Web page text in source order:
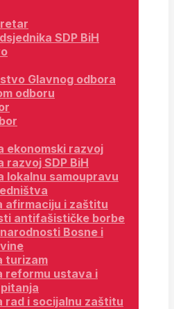
SDP BiH
Glavnog odbora
odboru
ekonomski razvoj
razvoj SDP BiH
lokalnu samoupravu
afirmaciju i zaštitu
antifašističke borbe
Bosne i
turizam
reformu ustava i
rad i socijalnu zaštitu